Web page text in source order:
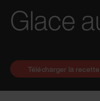
Glace
Télécharger la recette